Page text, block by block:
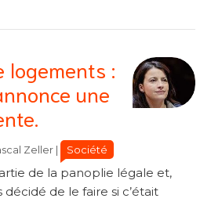
logements :
une
Zeller Catégories
Catégories
Société
de la panoplie légale et,
de le faire si c’était